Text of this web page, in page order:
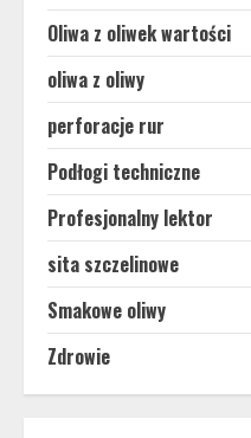
Oliwa z oliwek wartości
oliwa z oliwy
perforacje rur
Podłogi techniczne
Profesjonalny lektor
sita szczelinowe
Smakowe oliwy
Zdrowie